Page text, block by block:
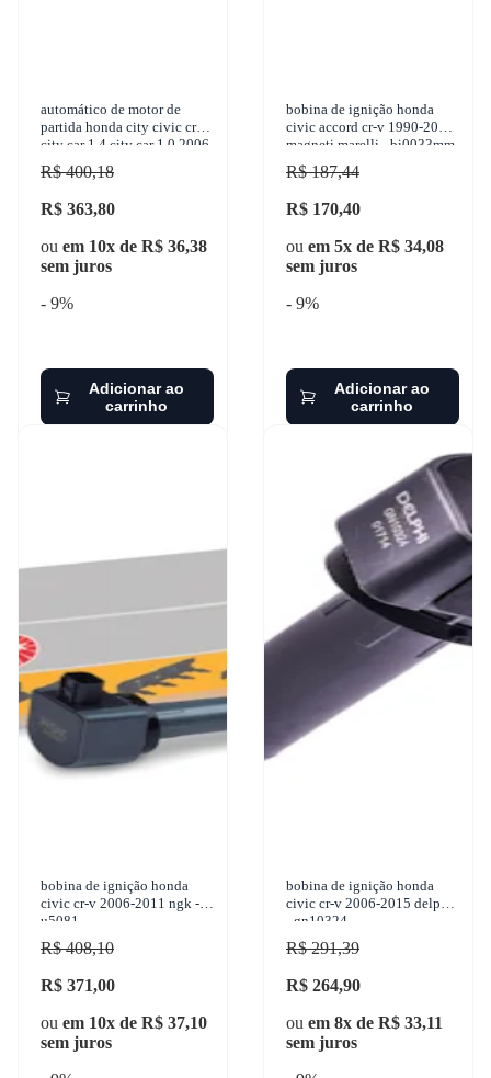
automático de motor de
partida honda city civic cr-v
city car 1.4 city car 1.0 2006-
2017 z.m. - 3-705
R$ 400,18
R$ 363,80
ou em 10x de R$ 36,38
sem juros
- 9%
Adicionar ao
carrinho
bobina de ignição honda
civic accord cr-v 1990-2002
magneti marelli - bi0033mm
R$ 187,44
R$ 170,40
ou em 5x de R$ 34,08
sem juros
- 9%
Adicionar ao
carrinho
bobina de ignição honda
civic cr-v 2006-2011 ngk -
u5081
R$ 408,10
R$ 371,00
ou em 10x de R$ 37,10
sem juros
bobina de ignição honda
civic cr-v 2006-2015 delphi
- gn10324
R$ 291,39
R$ 264,90
ou em 8x de R$ 33,11
sem juros